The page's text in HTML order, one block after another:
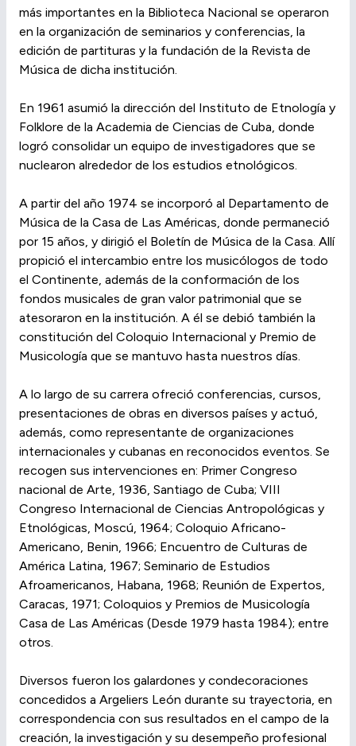
más importantes en la Biblioteca Nacional se operaron
en la organización de seminarios y conferencias, la
edición de partituras y la fundación de la Revista de
Música de dicha institución.
En 1961 asumió la dirección del Instituto de Etnología y
Folklore de la Academia de Ciencias de Cuba, donde
logró consolidar un equipo de investigadores que se
nuclearon alrededor de los estudios etnológicos.
A partir del año 1974 se incorporó al Departamento de
Música de la Casa de Las Américas, donde permaneció
por 15 años, y dirigió el Boletín de Música de la Casa. Allí
propició el intercambio entre los musicólogos de todo
el Continente, además de la conformación de los
fondos musicales de gran valor patrimonial que se
atesoraron en la institución. A él se debió también la
constitución del Coloquio Internacional y Premio de
Musicología que se mantuvo hasta nuestros días.
A lo largo de su carrera ofreció conferencias, cursos,
presentaciones de obras en diversos países y actuó,
además, como representante de organizaciones
internacionales y cubanas en reconocidos eventos. Se
recogen sus intervenciones en: Primer Congreso
nacional de Arte, 1936, Santiago de Cuba; VIII
Congreso Internacional de Ciencias Antropológicas y
Etnológicas, Moscú, 1964; Coloquio Africano-
Americano, Benin, 1966; Encuentro de Culturas de
América Latina, 1967; Seminario de Estudios
Afroamericanos, Habana, 1968; Reunión de Expertos,
Caracas, 1971; Coloquios y Premios de Musicología
Casa de Las Américas (Desde 1979 hasta 1984); entre
otros.
Diversos fueron los galardones y condecoraciones
concedidos a Argeliers León durante su trayectoria, en
correspondencia con sus resultados en el campo de la
creación, la investigación y su desempeño profesional